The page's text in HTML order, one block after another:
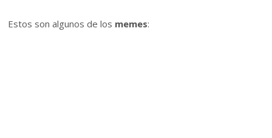
Estos son algunos de los memes: